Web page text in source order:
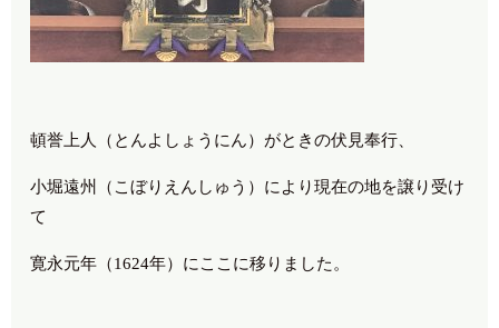
頓誉上人（とんよしょうにん）がときの伏見奉行、
小堀遠州（こぼりえんしゅう）により現在の地を譲り受け
て
寛永元年（1624年）にここに移りました。